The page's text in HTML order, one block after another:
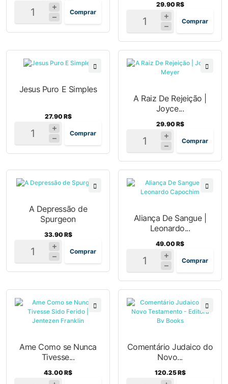
Comprar
29.90 R$
Comprar
Jesus Puro E Simples
27.90 R$
Comprar
A Raiz De Rejeição |
Joyce...
29.90 R$
Comprar
A Depressão de
Spurgeon
33.90 R$
Comprar
Aliança De Sangue |
Leonardo...
49.00 R$
Comprar
Ame Como se Nunca
Tivesse...
43.00 R$
Comentário Judaico do
Novo...
120.25 R$